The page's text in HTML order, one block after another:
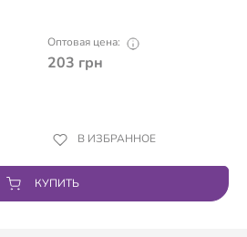
Оптовая цена:
203 грн
В ИЗБРАННОЕ
КУПИТЬ